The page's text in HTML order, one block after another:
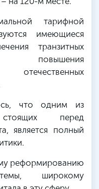
тарифной
имеющиеся
транзитных
повышения
отечественных
что одним из
перед
является полный
реформированию
широкому